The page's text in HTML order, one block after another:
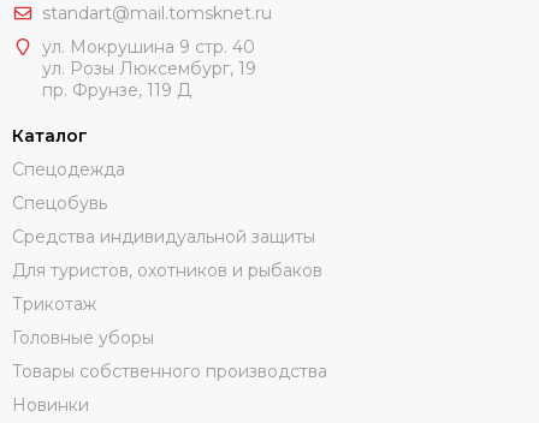
standart@mail.tomsknet.ru
ул. Мокрушина 9 стр. 40
ул. Розы Люксембург, 19
пр. Фрунзе, 119 Д
Каталог
Спецодежда
Спецобувь
Средства индивидуальной защиты
Для туристов, охотников и рыбаков
Трикотаж
Головные уборы
Товары собственного производства
Новинки